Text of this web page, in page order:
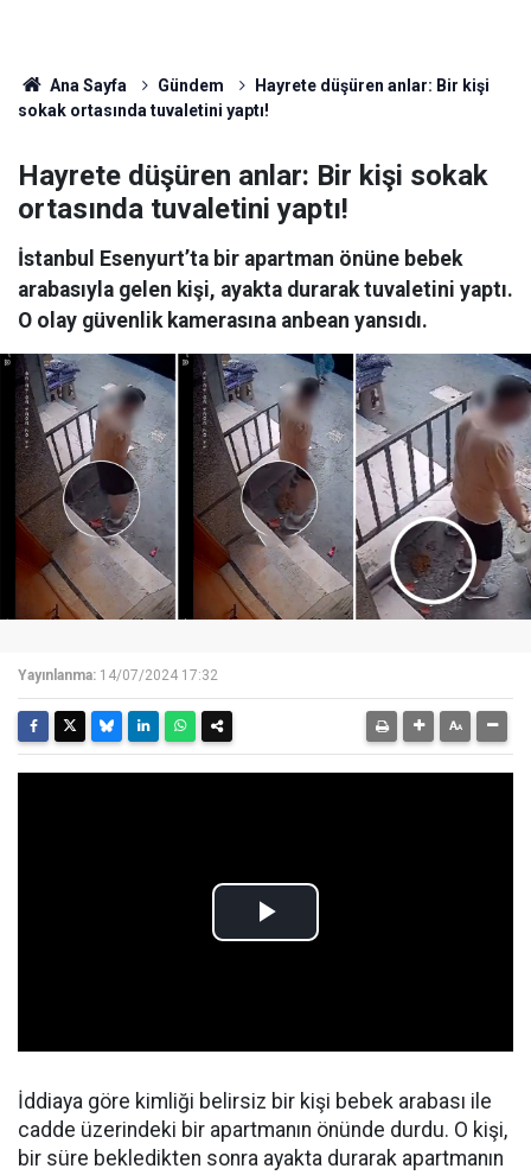
Ana Sayfa Gündem
Hayrete düşüren anlar: Bir kişi
sokak ortasında tuvaletini yaptı!
Hayrete düşüren anlar: Bir kişi sokak
ortasında tuvaletini yaptı!
İstanbul Esenyurt’ta bir apartman önüne bebek
arabasıyla gelen kişi, ayakta durarak tuvaletini yaptı.
O olay güvenlik kamerasına anbean yansıdı.
Yayınlanma: 14/07/2024 17:32
İddiaya göre kimliği belirsiz bir kişi bebek arabası ile
cadde üzerindeki bir apartmanın önünde durdu. O kişi,
bir süre bekledikten sonra ayakta durarak apartmanın